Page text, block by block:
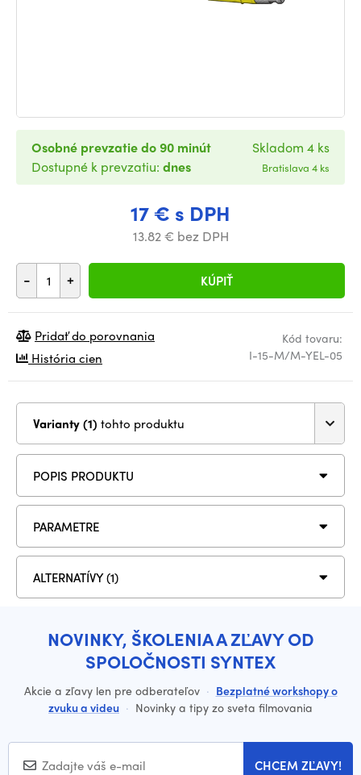
17 € s DPH
13.82 € bez DPH
- + KÚPIŤ
Osobné prevzatie do 90 minút
Dostupné k prevzatiu: dnes
Skladom 4 ks
Bratislava 4 ks
Kód tovaru:
I-15-M/M-YEL-05
Pridať do porovnania
História cien
Varianty (1) tohto produktu
POPIS PRODUKTU
PARAMETRE
ALTERNATÍVY (1)
NOVINKY, ŠKOLENIA A ZĽAVY OD
SPOLOČNOSTI SYNTEX
Akcie a zľavy len pre odberateľov · Bezplatné workshopy o
zvuku a videu · Novinky a tipy zo sveta filmovania
CHCEM ZĽAVY!